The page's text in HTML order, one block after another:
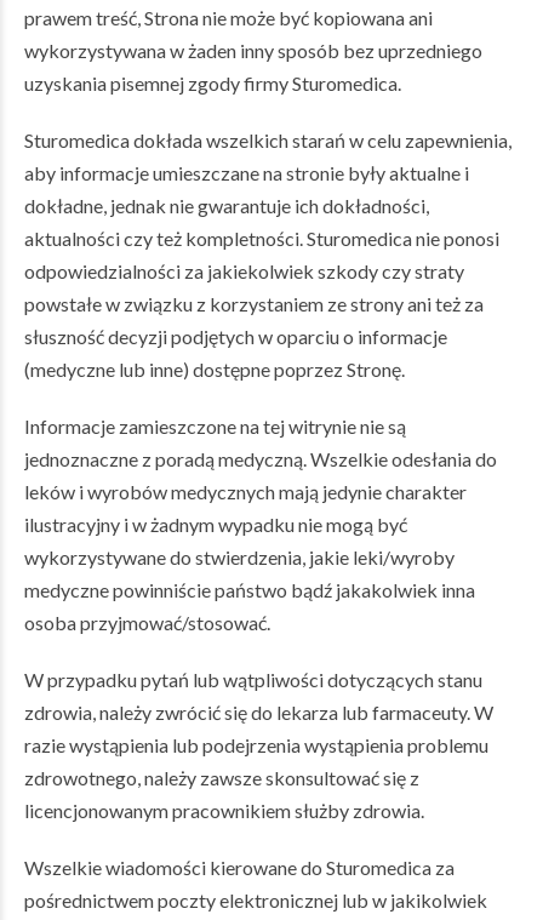
prawem treść, Strona nie może być kopiowana ani
wykorzystywana w żaden inny sposób bez uprzedniego
uzyskania pisemnej zgody firmy Sturomedica.
Sturomedica dokłada wszelkich starań w celu zapewnienia,
aby informacje umieszczane na stronie były aktualne i
dokładne, jednak nie gwarantuje ich dokładności,
aktualności czy też kompletności. Sturomedica nie ponosi
odpowiedzialności za jakiekolwiek szkody czy straty
powstałe w związku z korzystaniem ze strony ani też za
słuszność decyzji podjętych w oparciu o informacje
(medyczne lub inne) dostępne poprzez Stronę.
Informacje zamieszczone na tej witrynie nie są
jednoznaczne z poradą medyczną. Wszelkie odesłania do
leków i wyrobów medycznych mają jedynie charakter
ilustracyjny i w żadnym wypadku nie mogą być
wykorzystywane do stwierdzenia, jakie leki/wyroby
medyczne powinniście państwo bądź jakakolwiek inna
osoba przyjmować/stosować.
W przypadku pytań lub wątpliwości dotyczących stanu
zdrowia, należy zwrócić się do lekarza lub farmaceuty. W
razie wystąpienia lub podejrzenia wystąpienia problemu
zdrowotnego, należy zawsze skonsultować się z
licencjonowanym pracownikiem służby zdrowia.
Wszelkie wiadomości kierowane do Sturomedica za
pośrednictwem poczty elektronicznej lub w jakikolwiek